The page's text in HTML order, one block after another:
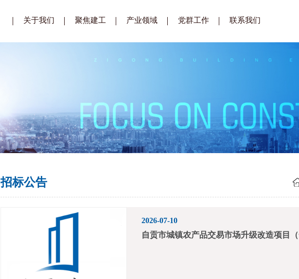
关于我们
组织架构
企业荣誉
公司视频
聚焦建工
招标公示
供应商库
产业领域
房地产开发
党群工作 联系我们
招标公告
2026-07-10
自贡市城镇农产品交易市场升级改造项目